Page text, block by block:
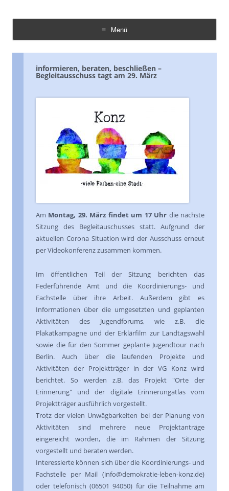
Menü
Zum
Inhalt
informieren, beraten, beschließen –
Begleitausschuss tagt am 29. März
Am Montag, 29. März findet um 17 Uhr die nächste
Sitzung des Begleitauschusses statt. Aufgrund der
aktuellen Corona Situation wird der Ausschuss erneut
per Videokonferenz zusammen kommen.
Im öffentlichen Teil der Sitzung berichten das
Federführende Amt und die Koordinierungs- und
Fachstelle über ihre Arbeit. Außerdem gibt es
Informationen über die umgesetzten und geplanten
Aktivitäten des Jugendforums, wie z.B. die
Plakatkampagne und der Erklärfilm zur Landtagswahl
sowie die für den Sommer geplante Jugendtour nach
Berlin. Auch über die laufenden Projekte und
Aktivitäten der Projektträger in der VG Konz wird
berichtet. So werden z.B. das Projekt "Orte der
Erinnerung" und der digitale Erinnerungatlas vom
Projektträger ausführlich vorgestellt.
Trotz der vielen Unwägbarkeiten bei der Planung von
Aktivitäten sind mehrere neue Projektanträge
eingereicht worden, die im Rahmen der Sitzung
vorgestellt und beraten werden.
Interessierte können sich über die Koordinierungs- und
Fachstelle per Mail (info@demokratie-leben-konz.de)
oder telefonisch (06501 94050) für die Teilnahme am